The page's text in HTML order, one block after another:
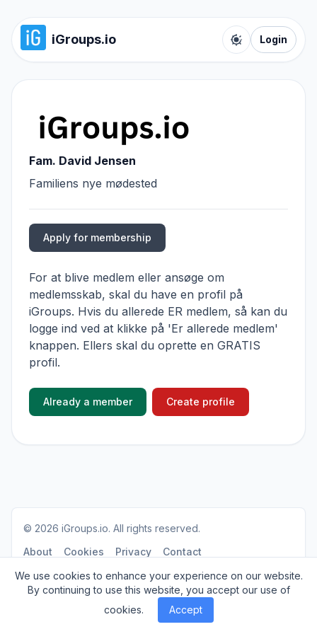
iGroups.io
Toggle color
Login
Fam. David Jensen
Familiens nye mødested
Apply for membership
For at blive medlem eller ansøge om
medlemsskab, skal du have en profil på
iGroups. Hvis du allerede ER medlem, så kan du
logge ind ved at klikke på 'Er allerede medlem'
knappen. Ellers skal du oprette en GRATIS
profil.
Already a member Create profile
© 2026 iGroups.io. All rights reserved.
About
Cookies Privacy
Contact
We use cookies to enhance your experience on our website.
By continuing to use this website, you accept our use of
cookies.
Accept